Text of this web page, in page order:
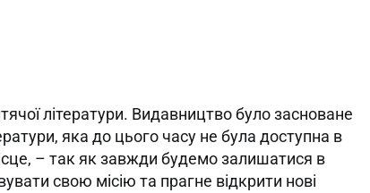
літератури. Видавництво було засноване
яка до цього часу не була доступна в
– так як завжди будемо залишатися в
свою місію та прагне відкрити нові